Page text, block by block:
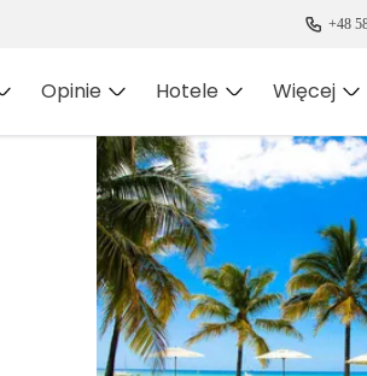
+48
Opinie Hotele Więcej